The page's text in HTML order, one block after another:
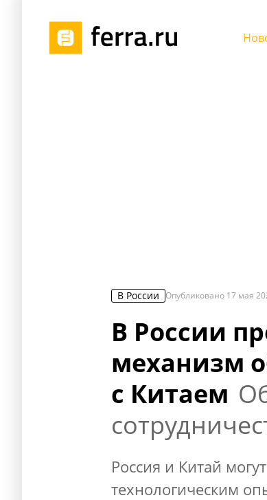
В России Опубликовано 17 мая
В России
механизм
с Китаем
Россия и Китай
технологическим